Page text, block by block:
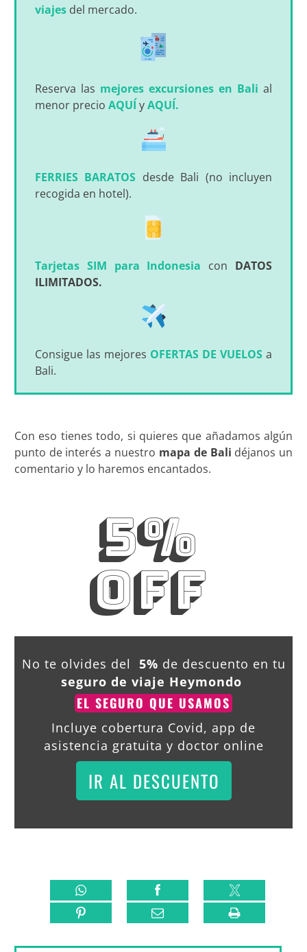
viajes del mercado.
Reserva las mejores excursiones en Bali al
menor precio AQUÍ yAQUÍ.
FERRIES BARATOS desde Bali (no incluyen
recogida en hotel).
Tarjetas SIM para Indonesia con DATOS
ILIMITADOS.
Consigue las mejores OFERTAS DE VUELOS a
Bali.
Con eso tienes todo, si quieres que añadamos algún
punto de interés a nuestro mapa de Bali déjanos un
comentario y lo haremos encantados.
5%
OFF
No te olvides del 5% de descuento en tu
seguro de viaje Heymondo
EL SEGURO QUE USAMOS
Incluye cobertura Covid, app de
asistencia gratuita y doctor online
IR AL DESCUENTO